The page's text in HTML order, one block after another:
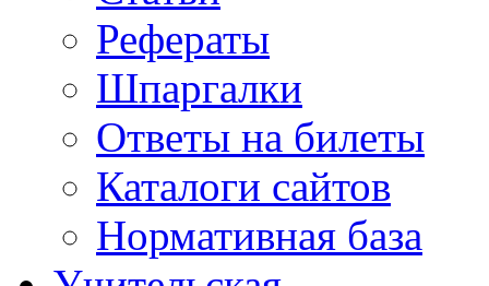
Рефераты
Шпаргалки
Ответы на билеты
Каталоги сайтов
Нормативная база